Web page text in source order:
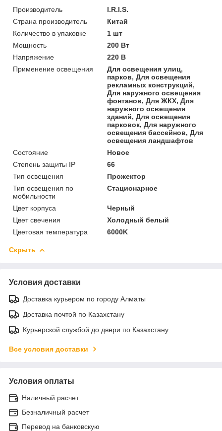
Производитель
I.R.I.S.
Страна производитель
Китай
Количество в упаковке
1 шт
Мощность
200 Вт
Напряжение
220 В
Применение освещения
Для освещения улиц,
парков, Для освещения
рекламных конструкций,
Для наружного освещения
фонтанов, Для ЖКХ, Для
наружного освещения
зданий, Для освещения
парковок, Для наружного
освещения бассейнов, Для
освещения ландшафтов
Состояние
Новое
Степень защиты IP
66
Тип освещения
Прожектор
Тип освещения по
мобильности
Стационарное
Цвет корпуса
Черный
Цвет свечения
Холодный белый
Цветовая температура
6000K
Скрыть
Условия доставки
Доставка курьером по городу Алматы
Доставка почтой по Казахстану
Курьерской службой до двери по Казахстану
Все условия доставки
Условия оплаты
Наличный расчет
Безналичный расчет
Перевод на банковскую